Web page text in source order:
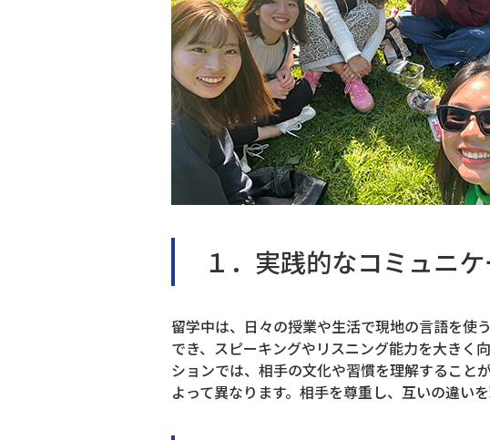
１．実践的なコミュニ
留学中は、日々の授業や生活で現地の言語を使
でき、スピーキングやリスニング能力を大きく
ションでは、相手の文化や習慣を理解すること
よって異なります。相手を尊重し、互いの違い